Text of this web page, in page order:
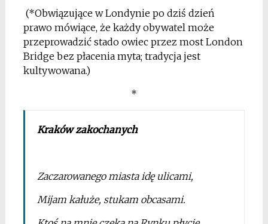
(*Obwiązujące w Londynie po dziś dzień
prawo mówiące, że każdy obywatel może
przeprowadzić stado owiec przez most London
Bridge bez płacenia myta; tradycja jest
kultywowana.)
*
Kraków zakochanych
Zaczarowanego miasta idę ulicami,
Mijam kałuże, stukam obcasami.